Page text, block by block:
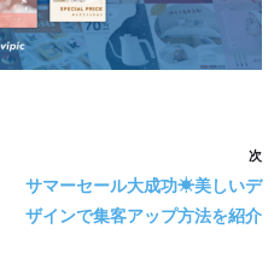
次
サマーセール大成功☀美しいデ
ザインで集客アップ方法を紹介